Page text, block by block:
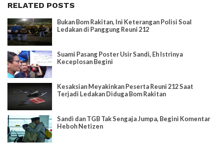
RELATED POSTS
Bukan Bom Rakitan, Ini Keterangan Polisi Soal
Ledakan di Panggung Reuni 212
Suami Pasang Poster Usir Sandi, Eh Istrinya
Keceplosan Begini
Kesaksian Meyakinkan Peserta Reuni 212 Saat
Terjadi Ledakan Diduga Bom Rakitan
Sandi dan TGB Tak Sengaja Jumpa, Begini Komentar
Heboh Netizen